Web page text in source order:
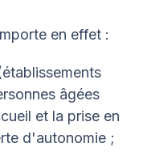
en effet :
âgées
et la prise en
d'autonomie ;